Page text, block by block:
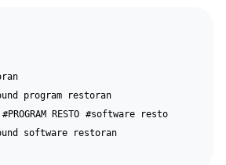
program restoran
#PROGRAM RESTO #software resto
software restoran